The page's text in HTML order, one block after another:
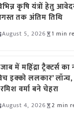
कृषि यंत्रों हेतु
तक अंतिम तिथि
August 5, 2026 1 min
में महिंद्रा ट्रैक्टर्स
इक्को ललकार’
वर्मा बने चेहरा
August 4, 2026 2 min